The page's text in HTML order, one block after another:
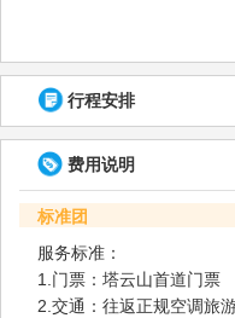
行程安排
费用说明
标准团
服务标准：
1.门票：塔云山首道门票
2.交通：往返正规空调旅